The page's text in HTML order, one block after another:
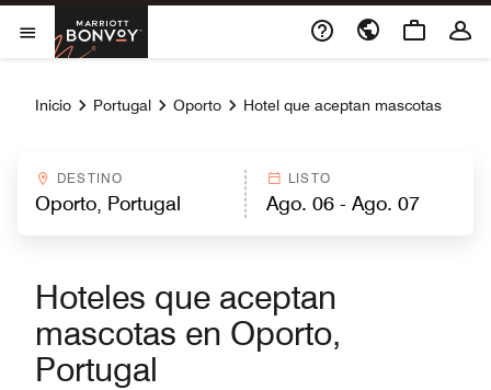
Skip to Content
Abrir el menú
Marriott Bonvoy
Inicio Portugal Oporto Hotel que aceptan mascotas
DESTINO LISTO
Hoteles que aceptan
mascotas en Oporto,
Portugal